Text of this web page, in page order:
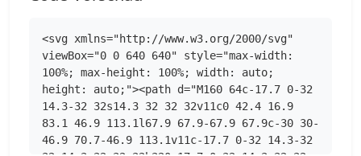
<svg xmlns="http://www.w3.org/2000/svg"
viewBox="0 0 640 640" style="max-width:
100%; max-height: 100%; width: auto;
height: auto;"><path d="M160 64c-17.7 0-32
14.3-32 32s14.3 32 32 32v11c0 42.4 16.9
83.1 46.9 113.1l67.9 67.9-67.9 67.9c-30 30-
46.9 70.7-46.9 113.1v11c-17.7 0-32 14.3-32